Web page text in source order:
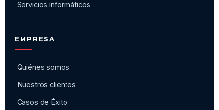
Servicios informáticos
EMPRESA
Quiénes somos
Nuestros clientes
Casos de Éxito